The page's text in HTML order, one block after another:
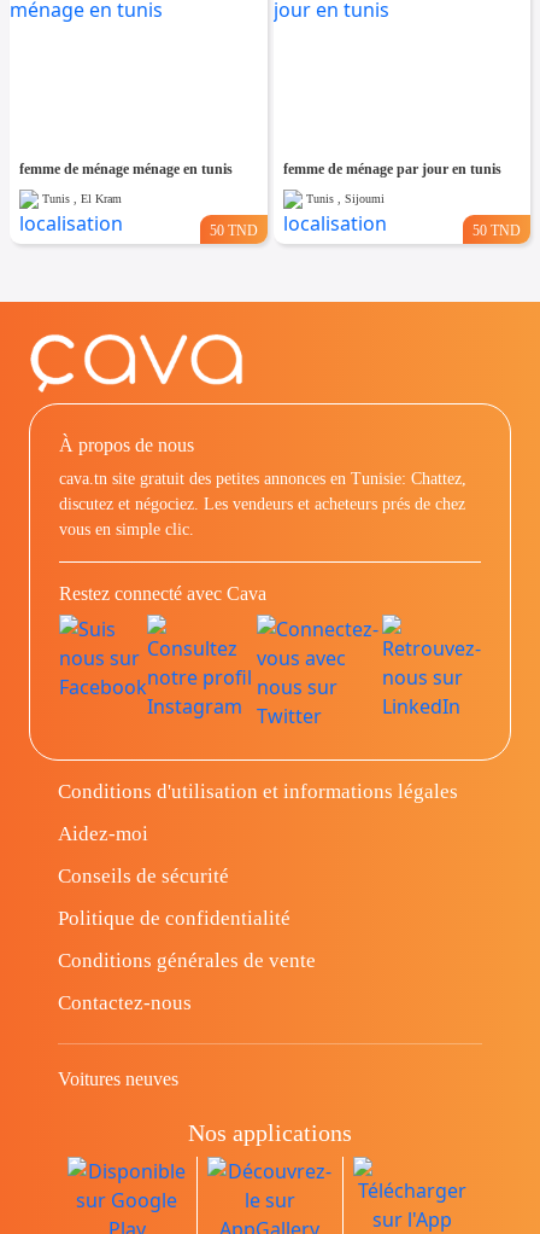
femme de ménage ménage en tunis
Tunis , El Kram
50 TND
femme de ménage par jour en tunis
Tunis , Sijoumi
50 TND
À propos de nous
cava.tn site gratuit des petites annonces en Tunisie: Chattez,
discutez et négociez. Les vendeurs et acheteurs prés de chez
vous en simple clic.
Restez connecté avec Cava
Conditions d'utilisation et informations légales
Aidez-moi
Conseils de sécurité
Politique de confidentialité
Conditions générales de vente
Contactez-nous
Voitures neuves
Nos applications